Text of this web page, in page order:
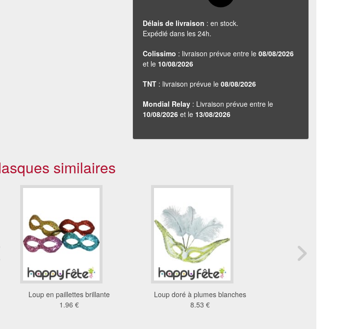
Délais de livraison : en stock.
Expédié dans les 24h.
Colissimo : livraison prévue entre le 08/08/2026
et le 10/08/2026
TNT : livraison prévue le 08/08/2026
Mondial Relay : Livraison prévue entre le
10/08/2026 et le 13/08/2026
similaires
Loup en paillettes brillante
1.96 €
Loup doré à plumes blanches
8.53 €